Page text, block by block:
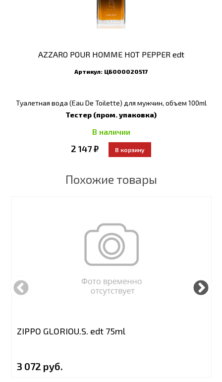
AZZARO POUR HOMME HOT PEPPER edt
Артикул: ЦБ000020517
Туалетная вода (Eau De Toilette) для мужчин, объем 100ml
Тестер (пром. упаковка)
В наличии
2 147 ₽
Похожие товары
ZIPPO GLORIOU.S. edt 75ml
3 072 руб.